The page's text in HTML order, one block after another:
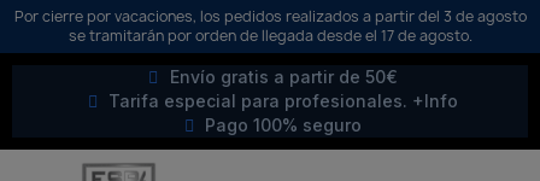
Por cierre por vacaciones, los pedidos realizados a partir del 3 de agosto
se tramitarán por orden de llegada desde el 17 de agosto.
Envío gratis a partir de 50€
Tarifa especial para profesionales. +Info
Pago 100% seguro